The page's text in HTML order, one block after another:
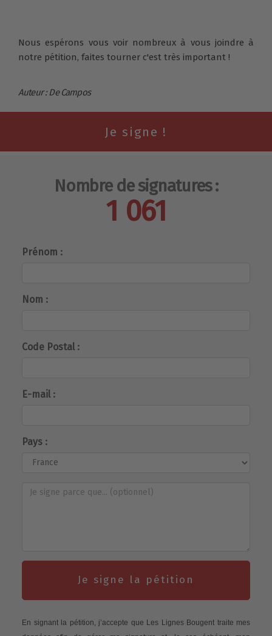
Nous espérons vous voir nombreux à vous joindre à
notre pétition, faites tourner c'est très important !
Auteur : De Campos
Nombre de signatures :
1 061
Prénom :
Nom :
Code Postal :
E-mail :
Pays :
Je signe la pétition
En signant la pétition, j’accepte que Les Lignes Bougent traite mes